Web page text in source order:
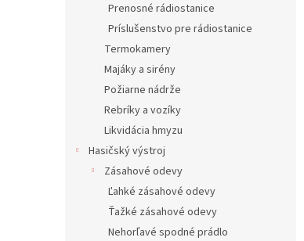
Prenosné rádiostanice
Príslušenstvo pre rádiostanice
Termokamery
Majáky a sirény
Požiarne nádrže
Rebríky a vozíky
Likvidácia hmyzu
Hasičský výstroj
Zásahové odevy
Ľahké zásahové odevy
Ťažké zásahové odevy
Nehorľavé spodné prádlo